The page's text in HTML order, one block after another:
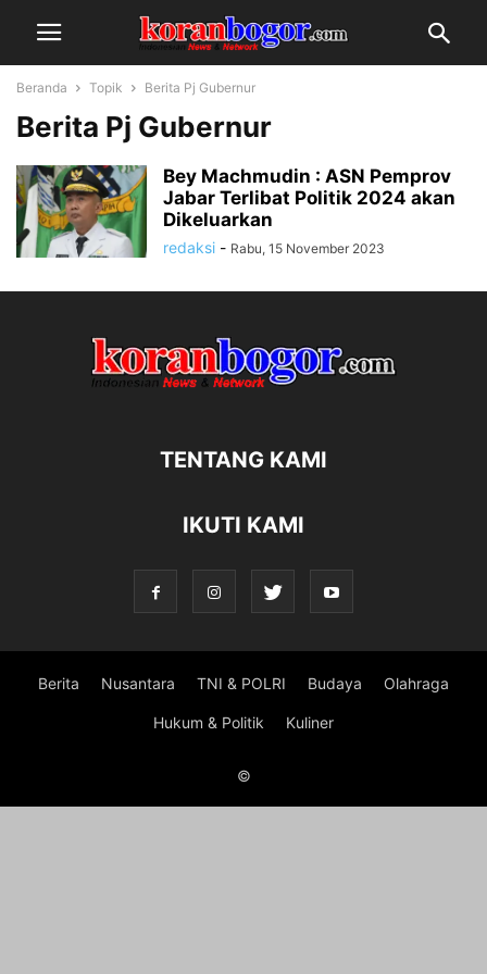
Beranda Topik Berita Pj Gubernur
Berita Pj Gubernur
Bey Machmudin : ASN Pemprov
Jabar Terlibat Politik 2024 akan
Dikeluarkan
redaksi - Rabu, 15 November 2023
TENTANG KAMI
IKUTI KAMI
Berita Nusantara TNI & POLRI Budaya Olahraga
Hukum & Politik Kuliner
©